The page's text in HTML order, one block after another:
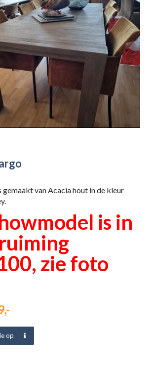
gemaakt van Acacia hout in de kleur
is in
zie foto
op